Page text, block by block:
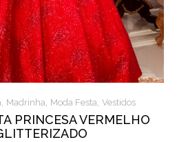
, Madrinha, Moda Festa, Vestidos
PRINCESA VERMELHO